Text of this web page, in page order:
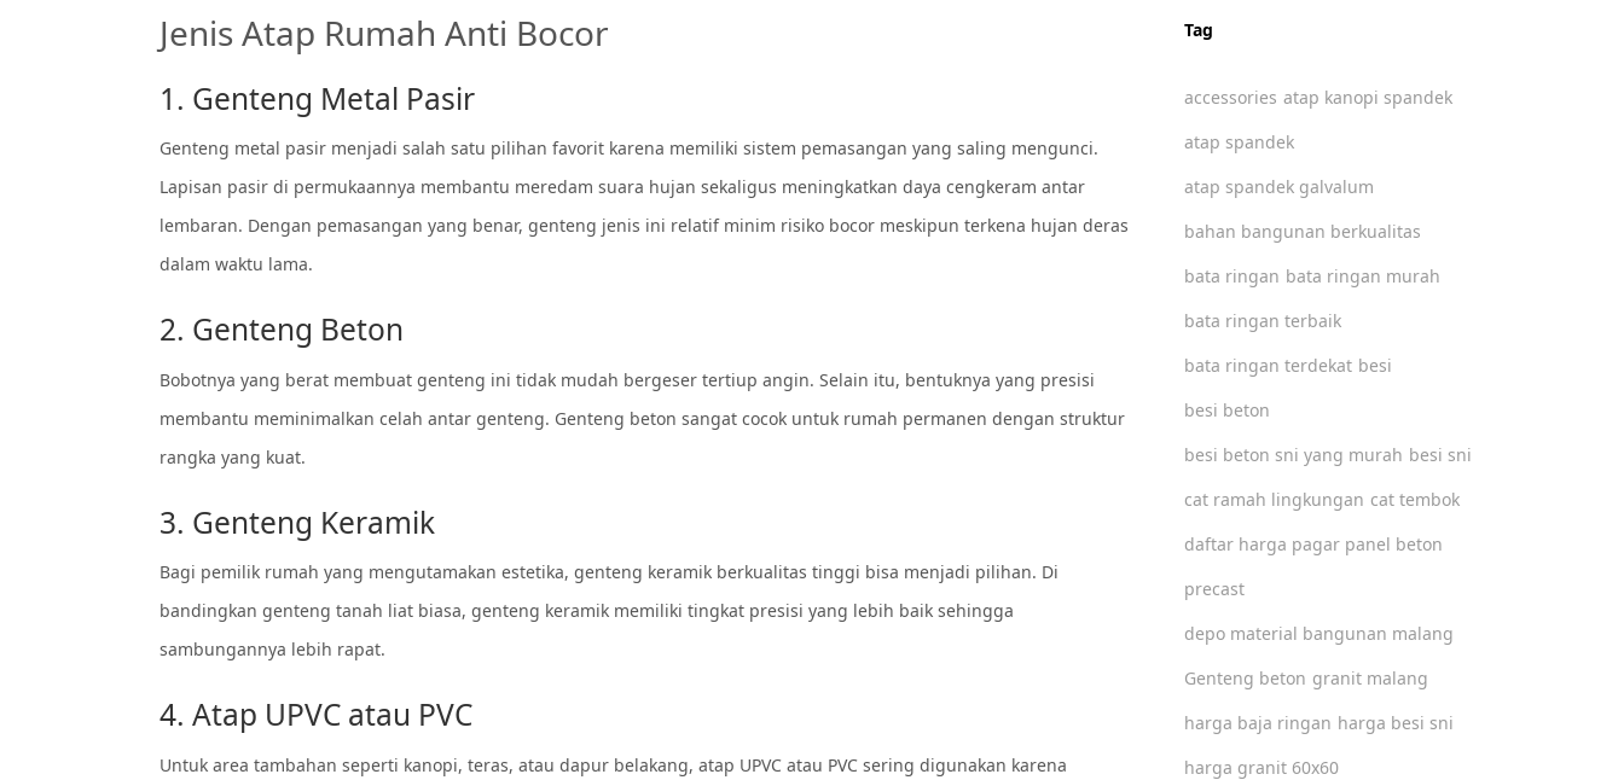
Tag
accessories atap kanopi spandek
atap spandek
atap spandek galvalum
bahan bangunan berkualitas
bata ringan bata ringan murah
bata ringan terbaik
bata ringan terdekat besi
besi beton
besi beton sni yang murah besi sni
cat ramah lingkungan cat tembok
daftar harga pagar panel beton
precast
depo material bangunan malang
Genteng beton granit malang
harga baja ringan harga besi sni
harga granit 60x60
Jenis Atap Rumah Anti Bocor
1. Genteng Metal Pasir
Genteng metal pasir menjadi salah satu pilihan favorit karena memiliki sistem pemasangan yang saling mengunci.
Lapisan pasir di permukaannya membantu meredam suara hujan sekaligus meningkatkan daya cengkeram antar
lembaran. Dengan pemasangan yang benar, genteng jenis ini relatif minim risiko bocor meskipun terkena hujan deras
dalam waktu lama.
2. Genteng Beton
Bobotnya yang berat membuat genteng ini tidak mudah bergeser tertiup angin. Selain itu, bentuknya yang presisi
membantu meminimalkan celah antar genteng. Genteng beton sangat cocok untuk rumah permanen dengan struktur
rangka yang kuat.
3. Genteng Keramik
Bagi pemilik rumah yang mengutamakan estetika, genteng keramik berkualitas tinggi bisa menjadi pilihan. Di
bandingkan genteng tanah liat biasa, genteng keramik memiliki tingkat presisi yang lebih baik sehingga
sambungannya lebih rapat.
4. Atap UPVC atau PVC
Untuk area tambahan seperti kanopi, teras, atau dapur belakang, atap UPVC atau PVC sering digunakan karena